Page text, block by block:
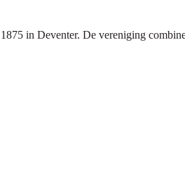
in Deventer. De vereniging